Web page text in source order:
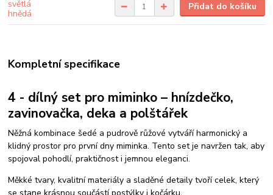
Přidat do košíku
Kompletní specifikace
4 - dílný set pro miminko – hnízdečko,
zavinovačka, deka a polštářek
Něžná kombinace šedé a pudrově růžové vytváří harmonický a
klidný prostor pro první dny miminka. Tento set je navržen tak, aby
spojoval pohodlí, praktičnost i jemnou eleganci.
Měkké tvary, kvalitní materiály a sladěné detaily tvoří celek, který